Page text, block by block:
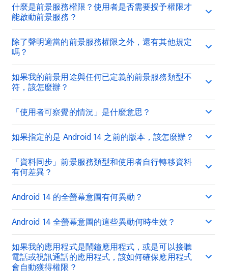
什麼是前景服務權限？使用者是否需要授予權限才
能啟動前景服務？
除了聲明適當的前景服務權限之外，還有其他規定
嗎？
如果我的前景用途與任何已定義的前景服務類型不
符，該怎麼辦？
「使用者可察覺的情況」是什麼意思？
如果指定的是 Android 14 之前的版本，該怎麼辦？
「資料同步」前景服務類型和使用者自行轉移資料
有何差異？
Android 14 的全螢幕意圖有何異動？
Android 14 全螢幕意圖的這些異動何時生效？
如果我的應用程式是鬧鐘應用程式，或是可以接聽
電話或視訊通話的應用程式，該如何確保應用程式
會自動獲得權限？